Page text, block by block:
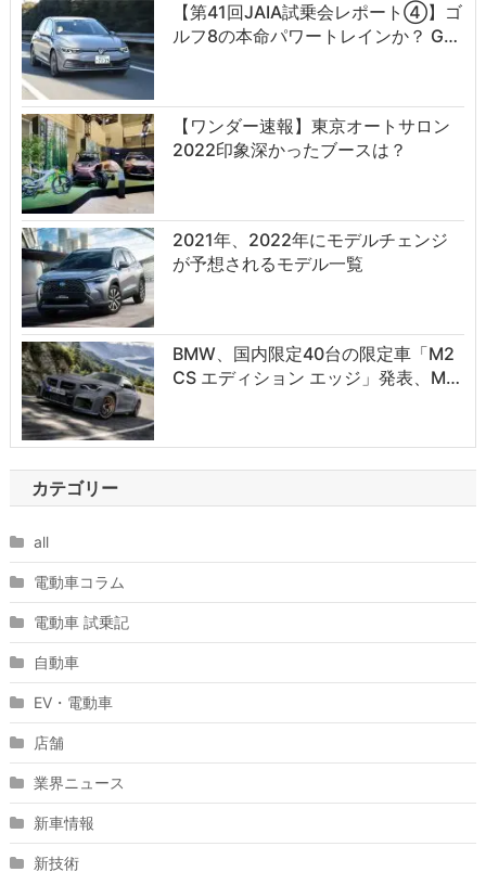
【第41回JAIA試乗会レポート④】ゴ
ルフ8の本命パワートレインか？ G…
【ワンダー速報】東京オートサロン
2022印象深かったブースは？
2021年、2022年にモデルチェンジ
が予想されるモデル一覧
BMW、国内限定40台の限定車「M2
CS エディション エッジ」発表、M…
カテゴリー
all
電動車コラム
電動車 試乗記
自動車
EV・電動車
店舗
業界ニュース
新車情報
新技術